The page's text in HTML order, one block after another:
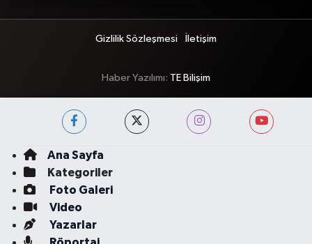
Gizlilik Sözleşmesi İletişim
Haber Yazılımı: TE Bilişim
Ana Sayfa
Kategoriler
Foto Galeri
Video
Yazarlar